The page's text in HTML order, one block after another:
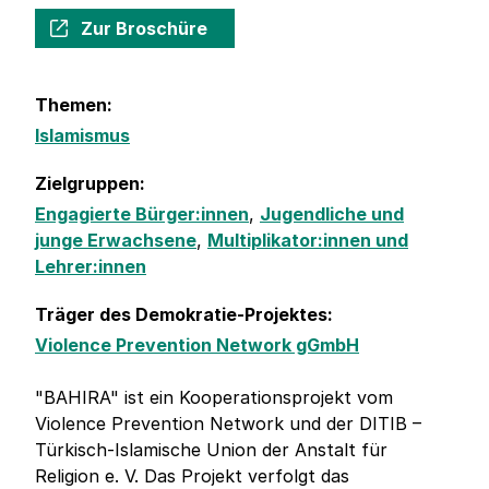
Zur Broschüre
Themen:
Islamismus
Zielgruppen:
Engagierte Bürger:innen, Jugendliche und
junge Erwachsene, Multiplikator:innen und
Lehrer:innen
Träger des Demokratie-Projektes:
Violence Prevention Network gGmbH
"BAHIRA" ist ein Kooperationsprojekt vom
Violence Prevention Network und der DITIB –
Türkisch-Islamische Union der Anstalt für
Religion e. V. Das Projekt verfolgt das